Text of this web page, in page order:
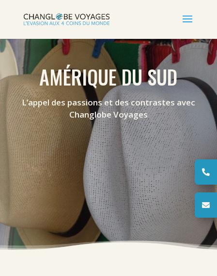
AMÉRIQUE DU SUD
L’appel des passions et des contrastes avec
Changlobe Voyages

